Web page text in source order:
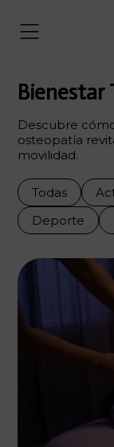
Bienestar
Descubre
osteopatía
movilidad.
Todas
Deporte